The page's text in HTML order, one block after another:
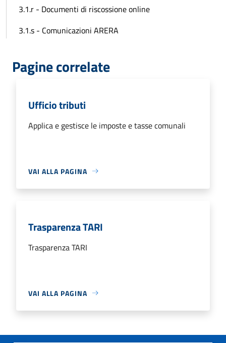
3.1.r - Documenti di riscossione online
3.1.s - Comunicazioni ARERA
Pagine correlate
Ufficio tributi
Applica e gestisce le imposte e tasse comunali
VAI ALLA PAGINA
Trasparenza TARI
Trasparenza TARI
VAI ALLA PAGINA